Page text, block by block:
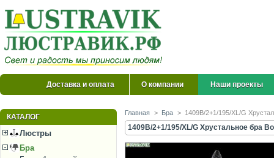
Доставка и оплата О компании Наши проекты
КАТАЛОГ
Люстры
Бра
Главная > Бра > 1409B/2+1/195/XL/G
1409B/2+1/195/XL/G Хрустальное бра